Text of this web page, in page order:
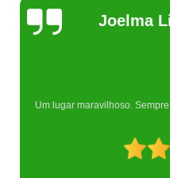
Joelma
Um lugar maravilhoso.